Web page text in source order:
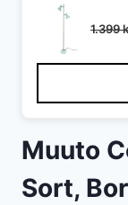
1.399
Muuto
Sort,